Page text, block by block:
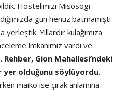
Hostelimizi Misosogi
gün henüz batmamıştı
Yıllardır kulağımıza
imkanımız vardı ve
Rehber, Gion Mahallesi’ndeki
yer olduğunu söylüyordu.
maiko ise çırak anlamına